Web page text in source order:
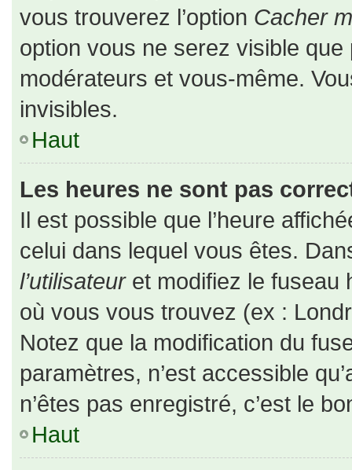
vous trouverez l’option Cacher
option vous ne serez visible
modérateurs et vous-même.
invisibles.
Haut
Les heures ne sont pas
Il est possible que l’heure
celui dans lequel vous êtes.
l’utilisateuret modifiez le fuseau
où vous vous trouvez (ex :
Notez que la modification du
paramètres, n’est accessible
n’êtes pas enregistré, c’est le
Haut